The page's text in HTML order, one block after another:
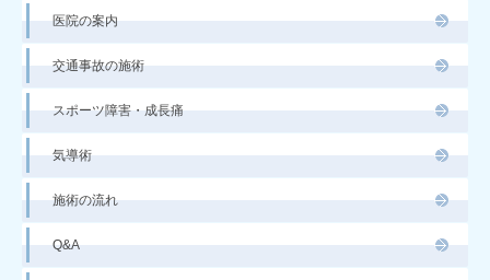
医院の案内
交通事故の施術
スポーツ障害・成長痛
気導術
施術の流れ
Q&A